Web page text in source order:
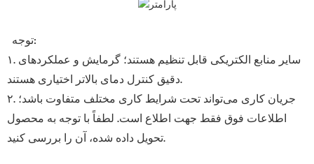
توجه:
۱. سایر منابع الکتریکی قابل تنظیم هستند؛ گرمایش و عملکردهای
دقیق کنترل دمای بالاتر اختیاری هستند.
۲. جریان کاری می‌تواند تحت شرایط کاری مختلف متفاوت باشد؛
اطلاعات فوق فقط جهت اطلاع است. لطفاً با توجه به محصول
تحویل داده شده، آن را بررسی کنید.